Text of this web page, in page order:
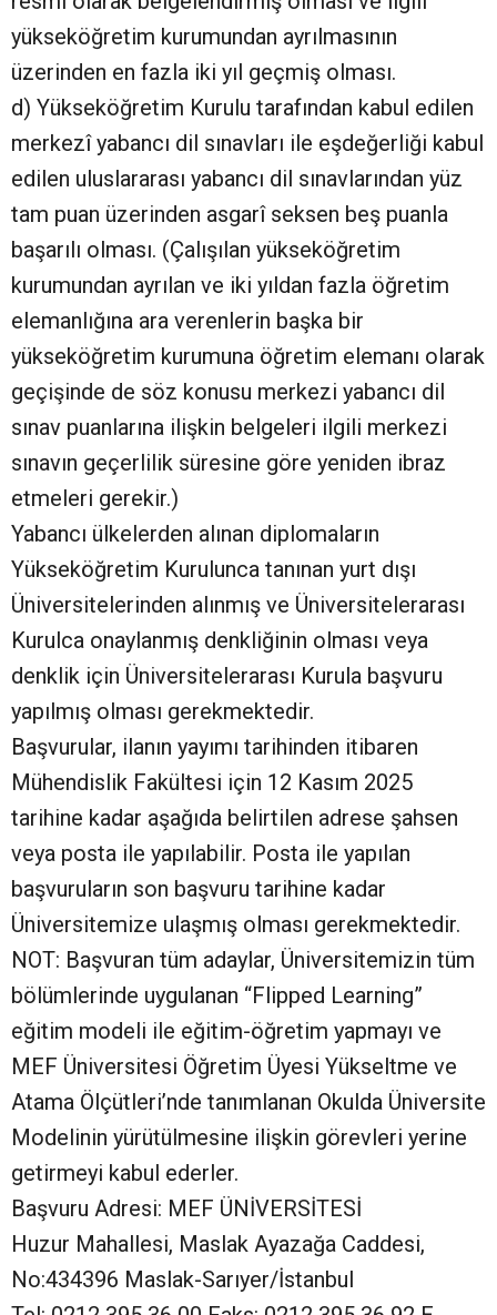
yükseköğretim kurumundan ayrılmasının
üzerinden en fazla iki yıl geçmiş olması.
d) Yükseköğretim Kurulu tarafından kabul edilen
merkezî yabancı dil sınavları ile eşdeğerliği kabul
edilen uluslararası yabancı dil sınavlarından yüz
tam puan üzerinden asgarî seksen beş puanla
başarılı olması. (Çalışılan yükseköğretim
kurumundan ayrılan ve iki yıldan fazla öğretim
elemanlığına ara verenlerin başka bir
yükseköğretim kurumuna öğretim elemanı olarak
geçişinde de söz konusu merkezi yabancı dil
sınav puanlarına ilişkin belgeleri ilgili merkezi
sınavın geçerlilik süresine göre yeniden ibraz
etmeleri gerekir.)
Yabancı ülkelerden alınan diplomaların
Yükseköğretim Kurulunca tanınan yurt dışı
Üniversitelerinden alınmış ve Üniversitelerarası
Kurulca onaylanmış denkliğinin olması veya
denklik için Üniversitelerarası Kurula başvuru
yapılmış olması gerekmektedir.
Başvurular, ilanın yayımı tarihinden itibaren
Mühendislik Fakültesi için 12 Kasım 2025
tarihine kadar aşağıda belirtilen adrese şahsen
veya posta ile yapılabilir. Posta ile yapılan
başvuruların son başvuru tarihine kadar
Üniversitemize ulaşmış olması gerekmektedir.
NOT: Başvuran tüm adaylar, Üniversitemizin tüm
bölümlerinde uygulanan “Flipped Learning”
eğitim modeli ile eğitim-öğretim yapmayı ve
MEF Üniversitesi Öğretim Üyesi Yükseltme ve
Atama Ölçütleri’nde tanımlanan Okulda Üniversite
Modelinin yürütülmesine ilişkin görevleri yerine
getirmeyi kabul ederler.
Başvuru Adresi: MEF ÜNİVERSİTESİ
Huzur Mahallesi, Maslak Ayazağa Caddesi,
No:434396 Maslak-Sarıyer/İstanbul